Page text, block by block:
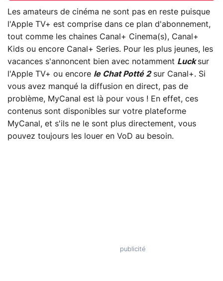
Les amateurs de cinéma ne sont pas en reste puisque
l'Apple TV+ est comprise dans ce plan d'abonnement,
tout comme les chaines Canal+ Cinema(s), Canal+
Kids ou encore Canal+ Series. Pour les plus jeunes, les
vacances s'annoncent bien avec notamment Lucksur
l'Apple TV+ ou encore le Chat Potté 2sur Canal+. Si
vous avez manqué la diffusion en direct, pas de
problème, MyCanal est là pour vous ! En effet, ces
contenus sont disponibles sur votre plateforme
MyCanal, et s'ils ne le sont plus directement, vous
pouvez toujours les louer en VoD au besoin.